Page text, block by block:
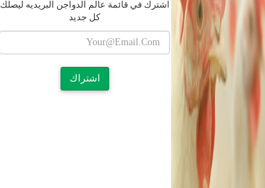
اشترك في قائمة عالم الدواجن البريديه ليصلك
كل جديد
اشتراك